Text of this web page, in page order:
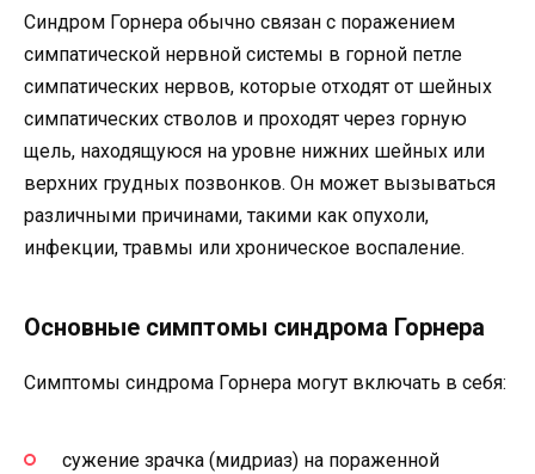
Синдром Горнера обычно связан с поражением
симпатической нервной системы в горной петле
симпатических нервов, которые отходят от шейных
симпатических стволов и проходят через горную
щель, находящуюся на уровне нижних шейных или
верхних грудных позвонков. Он может вызываться
различными причинами, такими как опухоли,
инфекции, травмы или хроническое воспаление.
Основные симптомы синдрома Горнера
Симптомы синдрома Горнера могут включать в себя:
сужение зрачка (мидриаз) на пораженной